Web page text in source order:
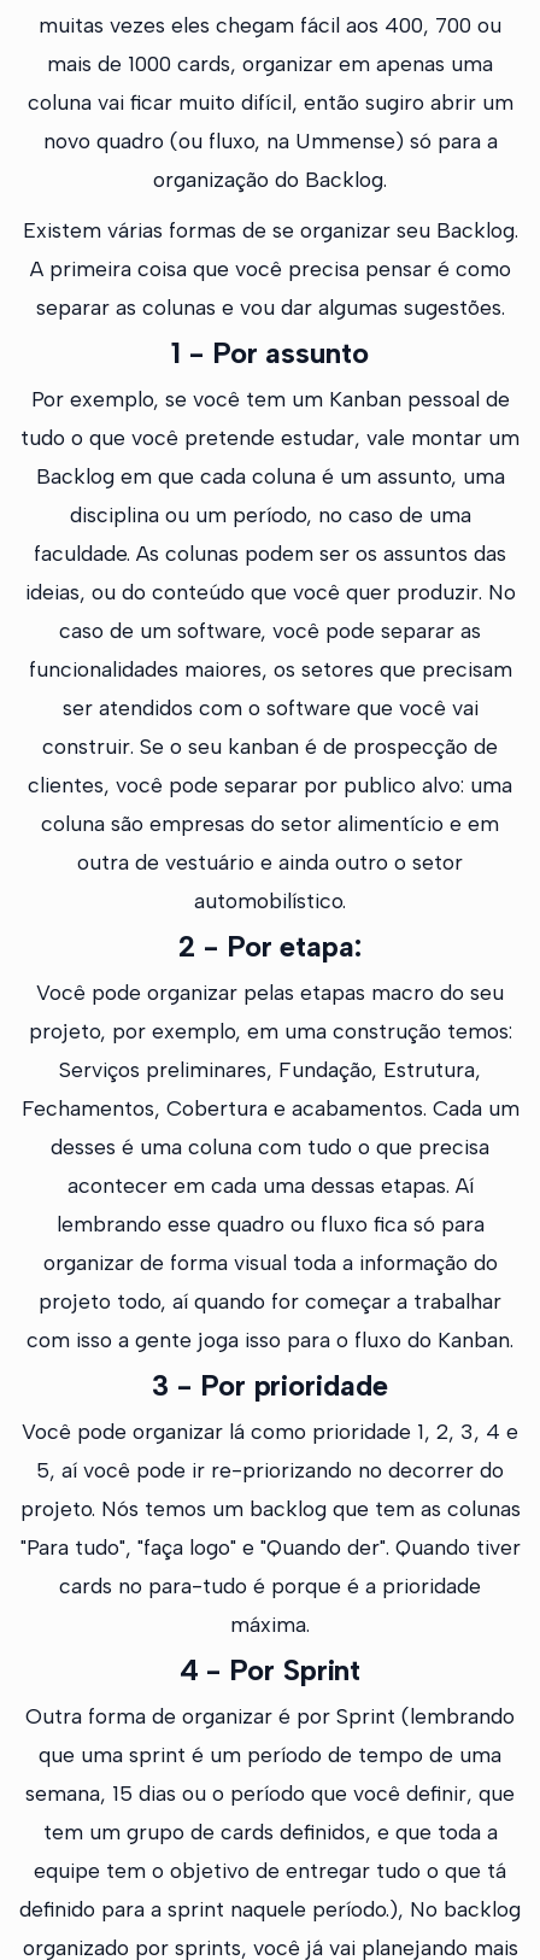
muitas vezes eles chegam fácil aos 400, 700 ou
mais de 1000 cards, organizar em apenas uma
coluna vai ficar muito difícil, então sugiro abrir um
novo quadro (ou fluxo, na Ummense) só para a
organização do Backlog.
Existem várias formas de se organizar seu Backlog.
A primeira coisa que você precisa pensar é como
separar as colunas e vou dar algumas sugestões.
1 - Por assunto
Por exemplo, se você tem um Kanban pessoal de
tudo o que você pretende estudar, vale montar um
Backlog em que cada coluna é um assunto, uma
disciplina ou um período, no caso de uma
faculdade. As colunas podem ser os assuntos das
ideias, ou do conteúdo que você quer produzir. No
caso de um software, você pode separar as
funcionalidades maiores, os setores que precisam
ser atendidos com o software que você vai
construir. Se o seu kanban é de prospecção de
clientes, você pode separar por publico alvo: uma
coluna são empresas do setor alimentício e em
outra de vestuário e ainda outro o setor
automobilístico.
2 - Por etapa:
Você pode organizar pelas etapas macro do seu
projeto, por exemplo, em uma construção temos:
Serviços preliminares, Fundação, Estrutura,
Fechamentos, Cobertura e acabamentos. Cada um
desses é uma coluna com tudo o que precisa
acontecer em cada uma dessas etapas. Aí
lembrando esse quadro ou fluxo fica só para
organizar de forma visual toda a informação do
projeto todo, aí quando for começar a trabalhar
com isso a gente joga isso para o fluxo do Kanban.
3 - Por prioridade
Você pode organizar lá como prioridade 1, 2, 3, 4 e
5, aí você pode ir re-priorizando no decorrer do
projeto. Nós temos um backlog que tem as colunas
"Para tudo", "faça logo" e "Quando der". Quando tiver
cards no para-tudo é porque é a prioridade
máxima.
4 - Por Sprint
Outra forma de organizar é por Sprint (lembrando
que uma sprint é um período de tempo de uma
semana, 15 dias ou o período que você definir, que
tem um grupo de cards definidos, e que toda a
equipe tem o objetivo de entregar tudo o que tá
definido para a sprint naquele período.), No backlog
organizado por sprints, você já vai planejando mais